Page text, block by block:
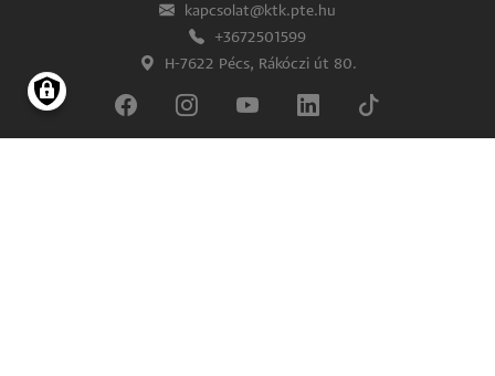
kapcsolat@ktk.pte.hu
+3672501599
H-7622 Pécs, Rákóczi út 80.